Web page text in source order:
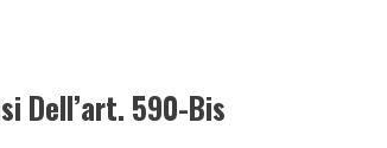
Dell’art. 590-Bis